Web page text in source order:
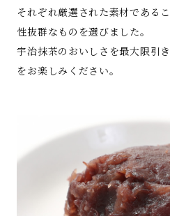
それぞれ厳選された素材である
性抜群なものを選びました。
宇治抹茶のおいしさを最大限引
をお楽しみください。